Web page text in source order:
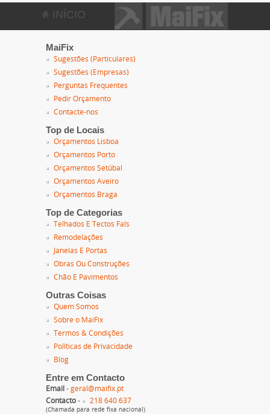
INÍCIO
MaiFix
Sugestões (Particulares)
Sugestões (Empresas)
Perguntas Frequentes
Pedir Orçamento
Contacte-nos
Top de Locais
Orçamentos Lisboa
Orçamentos Porto
Orçamentos Setúbal
Orçamentos Aveiro
Orçamentos Braga
Top de Categorias
Telhados E Tectos Fals
Remodelações
Janelas E Portas
Obras Ou Construções
Chão E Pavimentos
Outras Coisas
Quem Somos
Sobre o MaiFix
Termos & Condições
Políticas de Privacidade
Blog
Entre em Contacto
Email - geral@maifix.pt
Contacto - 218 640 637
(Chamada para rede fixa nacional)